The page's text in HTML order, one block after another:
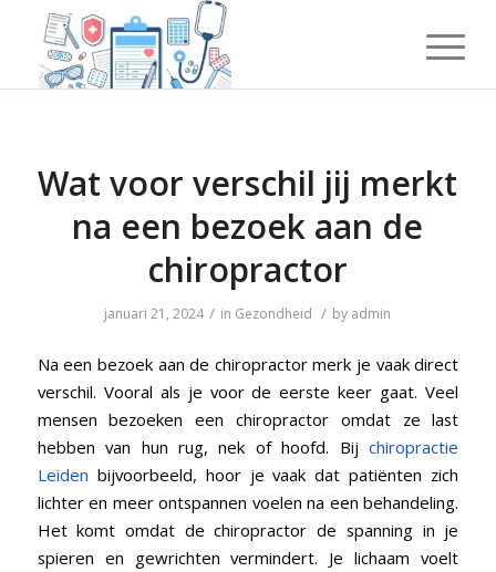
Wat voor verschil jij merkt
na een bezoek aan de
chiropractor
januari 21, 2024 / in Gezondheid / by admin
Na een bezoek aan de chiropractor merk je vaak direct
verschil. Vooral als je voor de eerste keer gaat. Veel
mensen bezoeken een chiropractor omdat ze last
hebben van hun rug, nek of hoofd. Bijchiropractie
Leiden bijvoorbeeld, hoor je vaak dat patiënten zich
lichter en meer ontspannen voelen na een behandeling.
Het komt omdat de chiropractor de spanning in je
spieren en gewrichten vermindert. Je lichaam voelt